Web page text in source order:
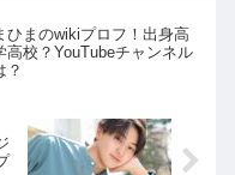
ひまのwikiプロフ！出身高
高校？YouTubeチャンネル
？